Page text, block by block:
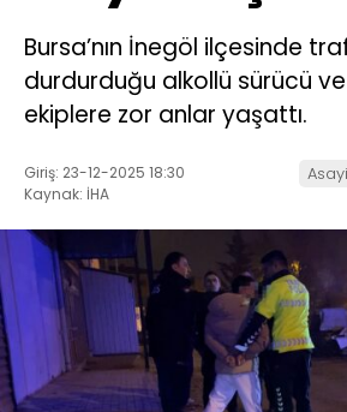
Bursa’nın İnegöl ilçesinde
durdurduğu alkollü sürücü
ekiplere zor anlar yaşattı.
Giriş: 23-12-2025 18:30
Kaynak: İHA